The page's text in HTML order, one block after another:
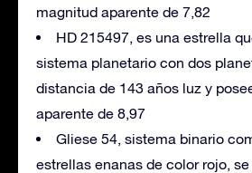
magnitud aparente de 7,82
HD 215497, es una estrella
sistema planetario con dos
distancia de 143 años luz y
aparente de 8,97
Gliese 54, sistema binario
estrellas enanas de color rojo,